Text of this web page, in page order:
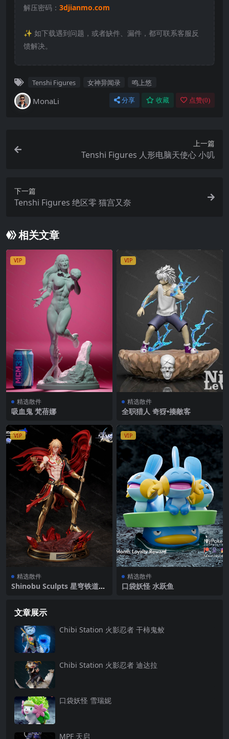
解压密码： 3djianmo.com
✨️ 如下载遇到问题，或者缺件、漏件，都可联系客服反
馈解决。
Tenshi Figures 女神异闻录 鸣上悠
MonaLi 分享 收藏 点赞(0)
上一篇
Tenshi Figures 人形电脑天使心 小叽
下一篇
Tenshi Figures 绝区零 猫宫又奈
相关文章
VIP
精选散件
吸血鬼 梵蓓娜
VIP
精选散件
全职猎人 奇犽•揍敵客
VIP
精选散件
Shinobu Sculpts 星穹铁道
VIP
精选散件
口袋妖怪 水跃鱼
文章展示
Chibi Station 火影忍者 干柿鬼鲛
Chibi Station 火影忍者 迪达拉
口袋妖怪 雪瑞妮
MPF 天启